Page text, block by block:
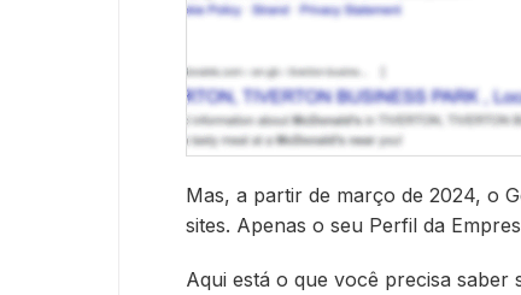
Mas, a partir de março de 2024, o
sites. Apenas o seu Perfil da
Aqui está o que você precisa